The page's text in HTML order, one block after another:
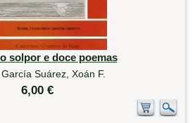
solpor e doce poemas
García Suárez, Xoán F.
6,00 €